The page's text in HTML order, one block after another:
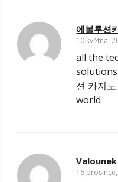
에볼루션
10 května,
all the
션 카지노
world
Valounek
16